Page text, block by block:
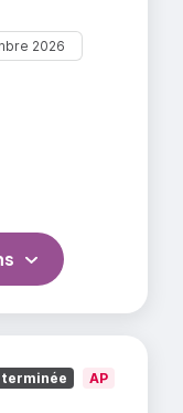
2026
terminée AP